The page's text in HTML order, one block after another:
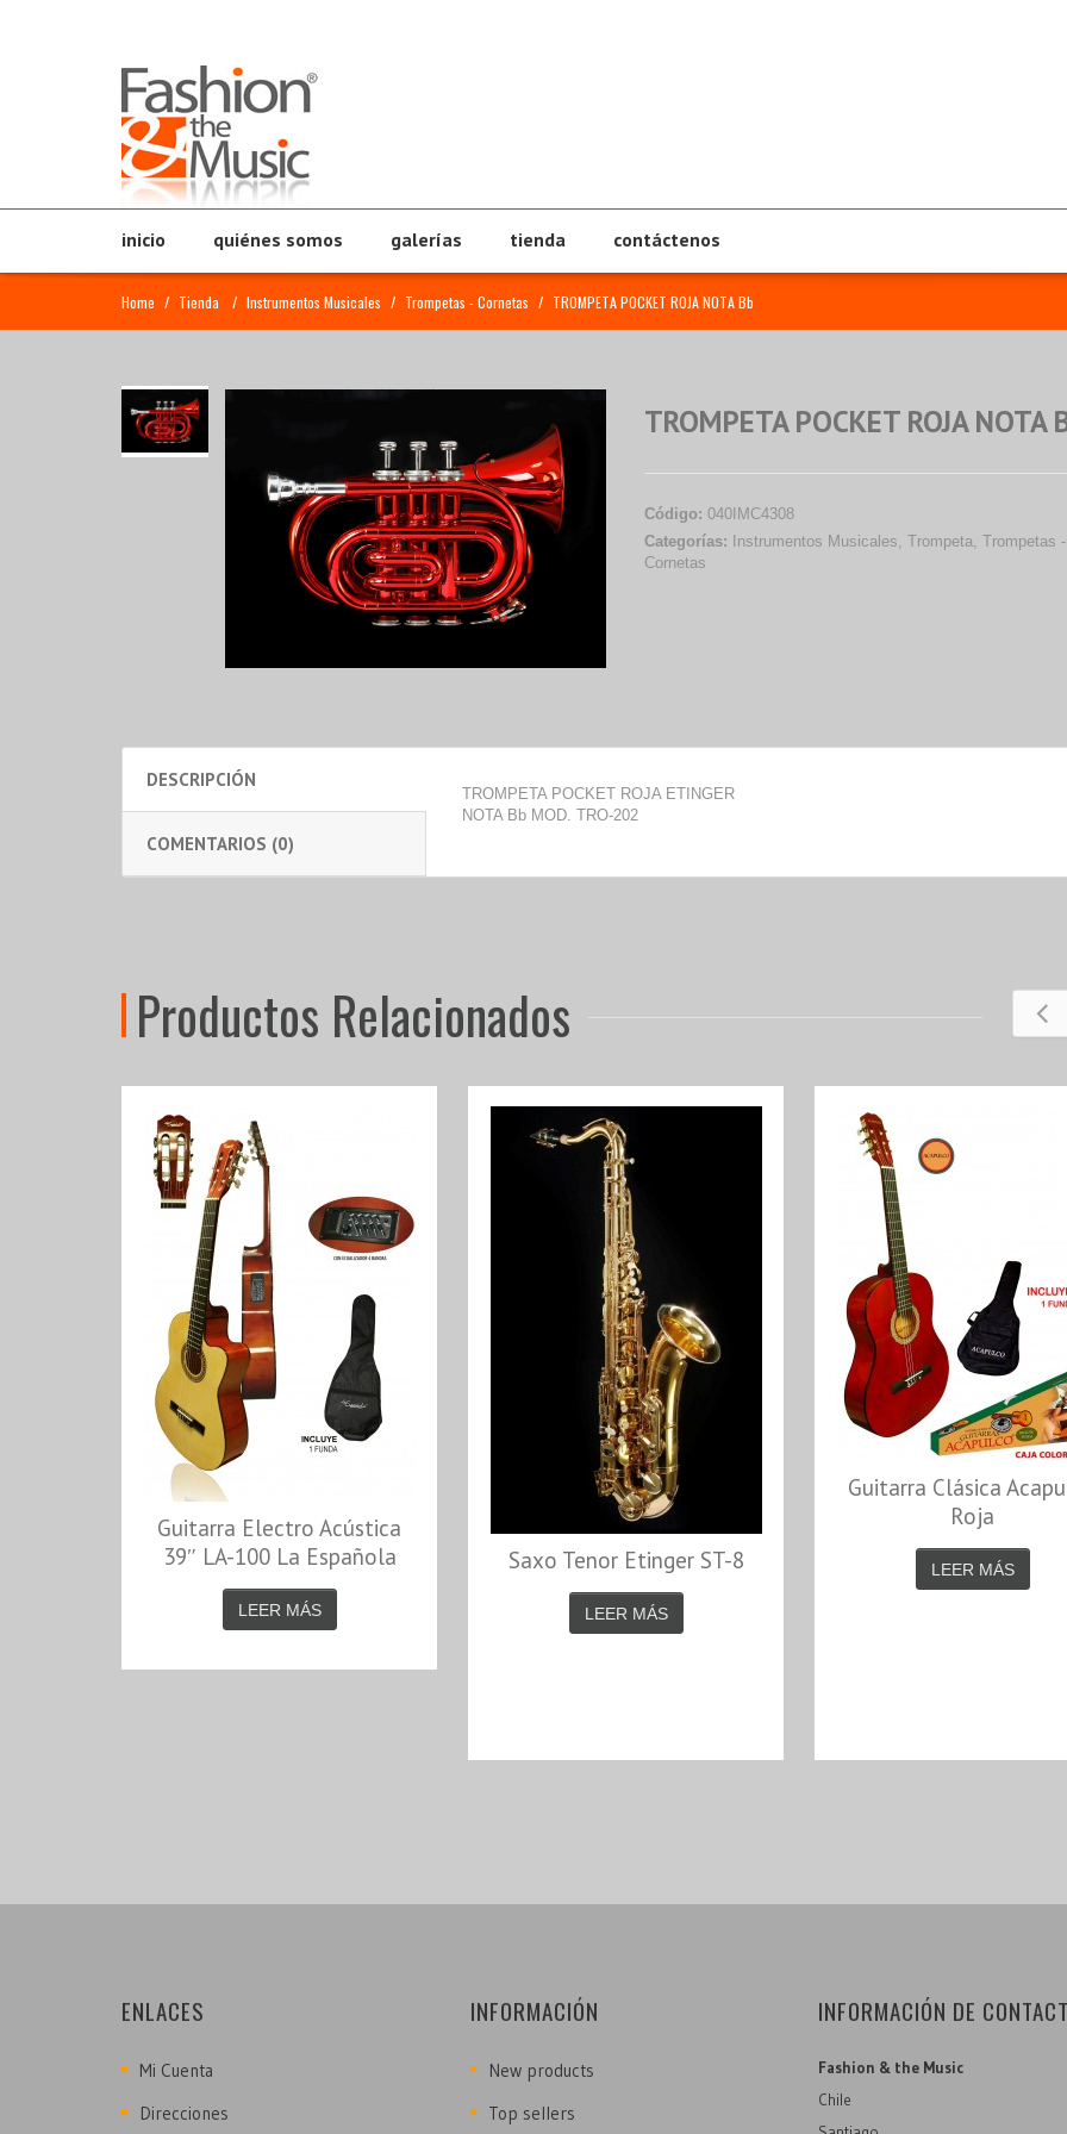
inicio quiénes somos galerías tienda contáctenos
Home / Tienda / Instrumentos Musicales / Trompetas - Cornetas / TROMPETA POCKET ROJA NOTA Bb
TROMPETA POCKET ROJA NOTA
Código: 040IMC4308
Categorías:
Instrumentos Musicales, Trompeta, Trompetas -
Cornetas
DESCRIPCIÓN
COMENTARIOS (0)
TROMPETA POCKET ROJA ETINGER
NOTA Bb MOD. TRO-202
Productos Relacionados
Guitarra Electro Acústica
39″ LA-100 La Española
LEER MÁS
Saxo Tenor Etinger ST-8
LEER MÁS
Guitarra Clásica
Roja
LEER MÁS
ENLACES
Mi Cuenta
Direcciones
INFORMACIÓN
New products
Top sellers
INFORMACIÓN DE
Fashion & the Music
Chile